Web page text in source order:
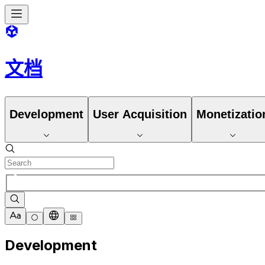
文档
Development User Acquisition
Development